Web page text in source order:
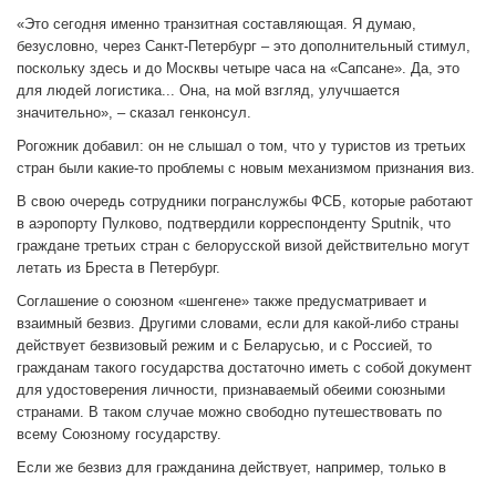
«Это сегодня именно транзитная составляющая. Я думаю,
безусловно, через Санкт-Петербург – это дополнительный стимул,
поскольку здесь и до Москвы четыре часа на «Сапсане». Да, это
для людей логистика... Она, на мой взгляд, улучшается
значительно», – сказал генконсул.
Рогожник добавил: он не слышал о том, что у туристов из третьих
стран были какие-то проблемы с новым механизмом признания виз.
В свою очередь сотрудники погранслужбы ФСБ, которые работают
в аэропорту Пулково, подтвердили корреспонденту Sputnik, что
граждане третьих стран с белорусской визой действительно могут
летать из Бреста в Петербург.
Соглашение о союзном «шенгене» также предусматривает и
взаимный безвиз. Другими словами, если для какой-либо страны
действует безвизовый режим и с Беларусью, и с Россией, то
гражданам такого государства достаточно иметь с собой документ
для удостоверения личности, признаваемый обеими союзными
странами. В таком случае можно свободно путешествовать по
всему Союзному государству.
Если же безвиз для гражданина действует, например, только в